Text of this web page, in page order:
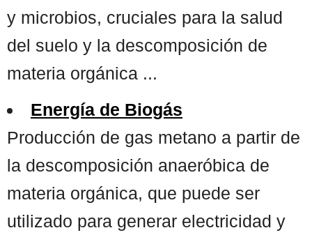
y microbios, cruciales para la salud
del suelo y la descomposición de
materia orgánica ...
Energía de Biogás
Producción de gas metano a partir de
la descomposición anaeróbica de
materia orgánica, que puede ser
utilizado para generar electricidad y